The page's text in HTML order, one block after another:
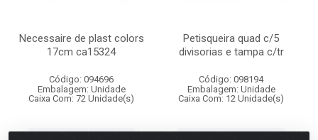
Necessaire de plast colors
17cm ca15324
Código: 094696
Embalagem: Unidade
Caixa Com: 72 Unidade(s)
Petisqueira quad c/5
divisorias e tampa c/tr
Código: 098194
Embalagem: Unidade
Caixa Com: 12 Unidade(s)